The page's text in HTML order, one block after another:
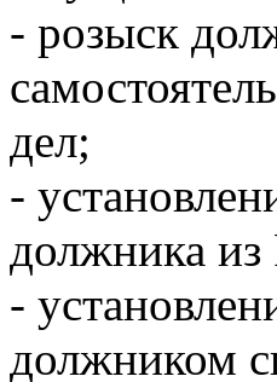
- розыск
дел;
-
должника
-
должником